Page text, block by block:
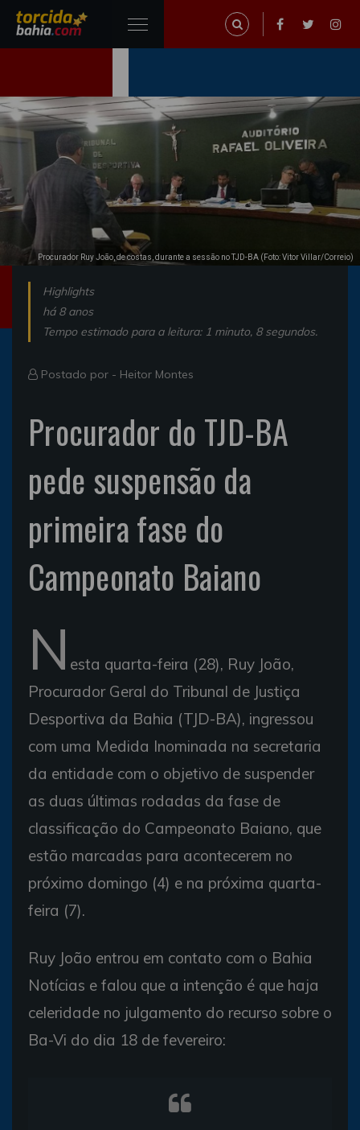
Procurador Ruy João, de costas, durante a sessão no TJD-BA (Foto: Vitor Villar/Correio)
Highlights
há 8 anos
Tempo estimado para a leitura: 1 minuto, 8 segundos.
Postado por - Heitor Montes
Procurador do TJD-BA
pede suspensão da
primeira fase do
Campeonato Baiano
N esta quarta-feira (28), Ruy João,
Procurador Geral do Tribunal de Justiça
Desportiva da Bahia (TJD-BA), ingressou
com uma Medida Inominada na secretaria
da entidade com o objetivo de suspender
as duas últimas rodadas da fase de
classificação do Campeonato Baiano, que
estão marcadas para acontecerem no
próximo domingo (4) e na próxima quarta-
feira (7).
Ruy João entrou em contato com o Bahia
Notícias e falou que a intenção é que haja
celeridade no julgamento do recurso sobre o
Ba-Vi do dia 18 de fevereiro: